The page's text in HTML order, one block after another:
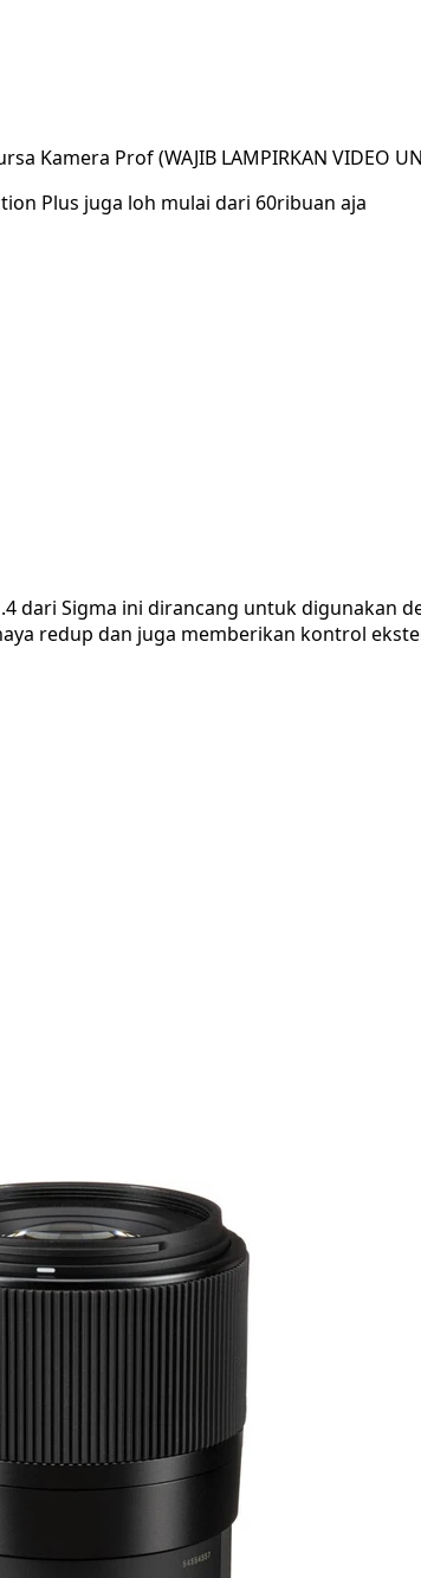
Prof (WAJIB LAMPIRKAN VIDEO
Plus juga loh mulai dari 60ribuan aja
dari Sigma ini dirancang untuk digunakan
redup dan juga memberikan kontrol